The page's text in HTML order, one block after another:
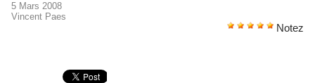
5 Mars 2008
Vincent Paes
Notez